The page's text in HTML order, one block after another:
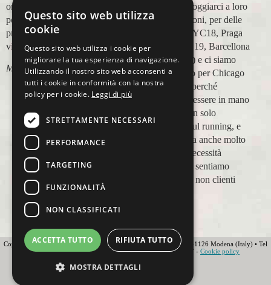
organizzazione
perfetta,dalla
prenotazione,mesi prima,al
viaggio.
Marco Ceseri
modo di appoggiarci a loro
in più occasioni, per delle
maratone (NYC18, Praga
19, Valencia 19, Barcellona
21, NYC 22) e ci siamo
affidati a loro per Chicago
23 (ottobre) perché
sappiamo di essere in mano
a persone non solo
competenti sul running, e
sulle città, ma anche molto
attente alle necessità
personali. Ci sentiamo
ospiti, amici, non clienti
Copyright 2012 Ovunque Running s.r.l • Strada delle Fornaci 20 • 41126 Modena (Italy) • Tel
+39 059 219566 • T.O.U.R.S MEMBER • IATA • FIAVET - Cookie policy
Questo sito web utilizza
cookie
Questo sito web utilizza i cookie per
migliorare la tua esperienza di navigazione.
Utilizzando il nostro sito web acconsenti a
tutti i cookie in conformità con la nostra
policy per i cookie. Leggi di più
STRETTAMENTE NECESSARI
PERFORMANCE
TARGETING
FUNZIONALITÀ
NON CLASSIFICATI
ACCETTA TUTTO RIFIUTA TUTTO
MOSTRA DETTAGLI